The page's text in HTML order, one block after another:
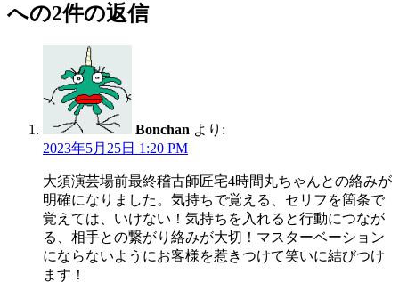
への2件の返信
Bonchan より:
2023年5月25日 1:20 PM
大須演芸場前最終稽古師匠宅4時間丸ちゃんとの絡みが
明確になりました。気持ちで覚える、セリフを箇条で
覚えては、いけない！気持ちを入れると行動につなが
る、相手との繋がり絡みが大切！マスターベーション
にならないようにお客様を惹きつけて笑いに結びつけ
ます！